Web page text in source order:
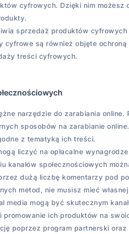
cyfrowych. Dzięki nim
sprzedaż produktów
cyfrowe są również objęte
treści cyfrowych.
narzędzie do zarabiania
sposobów na zarabianie
z tematyką ich treści.
liczyć na opłacalne
kanałów społecznościowych
dużą liczbę komentarzy pod
metod, nie musisz mieć
media mogą być skutecznym
promowanie ich produktów na
poprzez program partnerski